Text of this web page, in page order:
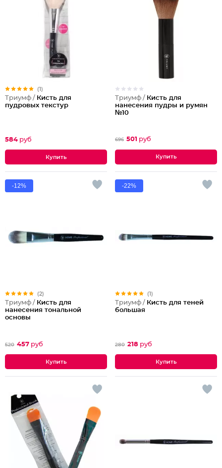
(1)
Триумф / Кисть для
пудровых текстур
584 руб
Триумф / Кисть для
нанесения пудры и румян
№10
696 501 руб
-12%
(2)
Триумф / Кисть для
нанесения тональной
основы
520 457 руб
-22%
(1)
Триумф / Кисть для теней
большая
280 218 руб